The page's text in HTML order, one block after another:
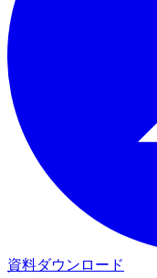
資料ダウンロード